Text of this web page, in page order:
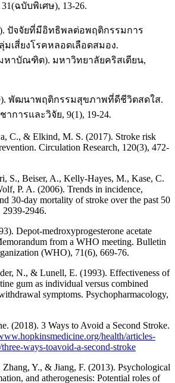
ฉบับพิเศษ), 13-26.
ปัจจัยที่มีอิทธิพลต่อพฤติกรรมการ
เสี่ยงโรคหลอดเลือดสมอง.
าบัณฑิต). มหาวิทยาลัยคริสเตียน,
พัฒนาพฤติกรรมสุขภาพที่ดีชีวิตสดใส.
การและวิจัย, 9(1), 19-24.
C., & Elkind, M. S. (2017). Stroke risk
Circulation Research, 120(3), 472-
S., Beiser, A., Kelly-Hayes, M., Kase, C.
P. A. (2006). Trends in incidence,
30-day mortality of stroke over the past 50
2946.
Depot-medroxyprogesterone acetate
from a WHO meeting. Bulletin
(WHO), 71(6), 669-76.
N., & Lunell, E. (1993). Effectiveness of
gum as individual versus combined
symptoms. Psychopharmacology,
(2018). 3 Ways to Avoid a Second Stroke.
health/articles-
ways-toavoid-a-second-stroke
Y., & Jiang, F. (2013). Psychological
and atherogenesis: Potential roles of